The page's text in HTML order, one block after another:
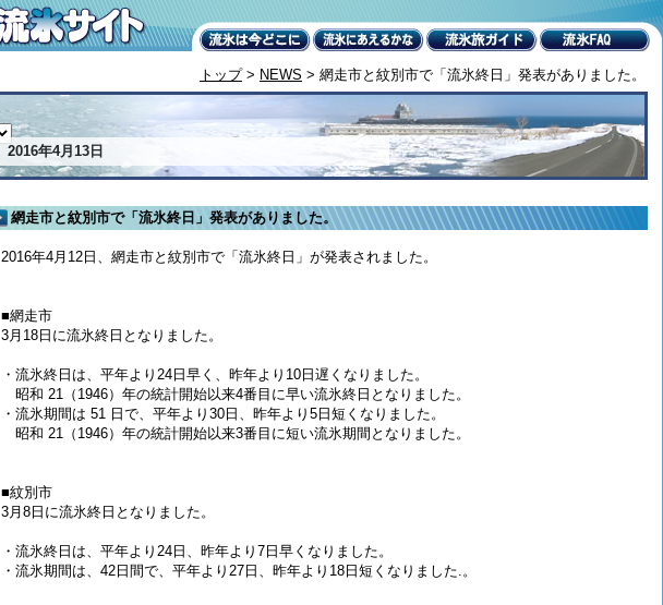
トップ> NEWS > 網走市と紋別市で「流氷終日」発表がありました。
2016年4月13日
網走市と紋別市で「流氷終日」発表がありました。
2016年4月12日、網走市と紋別市で「流氷終日」が発表されました。
■網走市
3月18日に流氷終日となりました。
・流氷終日は、平年より24日早く、昨年より10日遅くなりました。
昭和 21（1946）年の統計開始以来4番目に早い流氷終日となりました。
・流氷期間は 51 日で、平年より30日、昨年より5日短くなりました。
昭和 21（1946）年の統計開始以来3番目に短い流氷期間となりました。
■紋別市
3月8日に流氷終日となりました。
・流氷終日は、平年より24日、昨年より7日早くなりました。
・流氷期間は、42日間で、平年より27日、昨年より18日短くなりました.。